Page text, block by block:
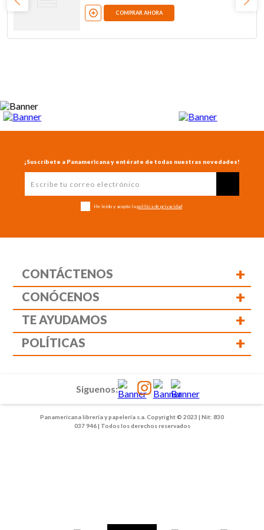
COMPRAR AHORA
¡Suscríbete a Panamericana y entérate de todas nuestras novedades!
He leído y acepto la política de privacidad
CONTÁCTENOS +
CONÓCENOS +
TE AYUDAMOS +
POLÍTICAS +
Panamericana librería y papelería s.a. Copyright © 2023 | Nit: 830
037 946 | Todos los derechos reservados
Siguenos: